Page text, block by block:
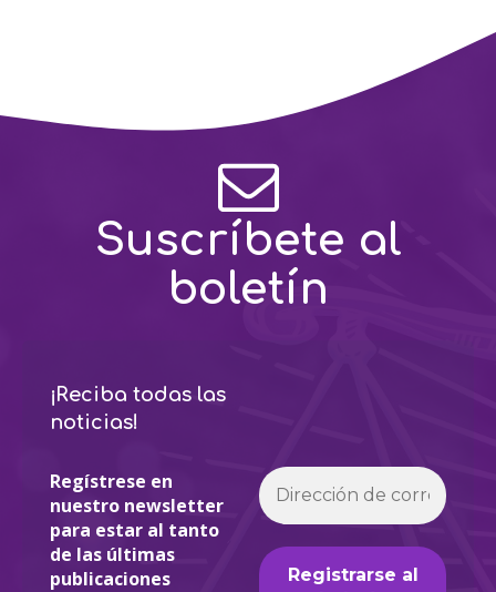
Suscríbete al
boletín
¡Reciba todas las
noticias!
Regístrese en
nuestro newsletter
para estar al tanto
de las últimas
publicaciones